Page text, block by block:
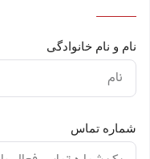
نام و نام خانوادگی
شماره تماس